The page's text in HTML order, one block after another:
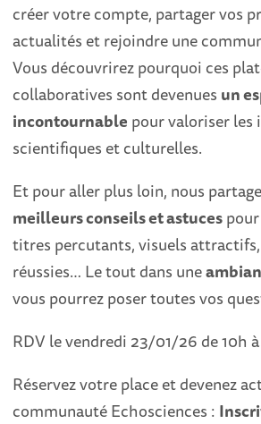
créer votre compte, partager vos
actualités et rejoindre une
Vous découvrirez pourquoi ces
collaboratives sont devenues un
incontournable pour valoriser
scientifiques et culturelles.
Et pour aller plus loin, nous
meilleurs conseils et astuces
titres percutants, visuels
réussies… Le tout dans une
vous pourrez poser toutes vos
RDV le vendredi 23/01/26 de 10h à
Réservez votre place et devenez
communauté Echosciences :